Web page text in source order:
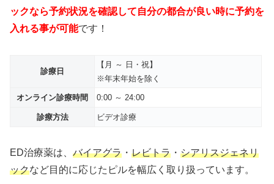
ックなら予約状況を確認して自分の都合が良い時に予約を
入れる事が可能です！
診療日
【月 ～ 日・祝】
※年末年始を除く
オンライン診療時間 0:00 ～ 24:00
診療方法 ビデオ診療
ED治療薬は、 バイアグラ ・ レビトラ ・ シアリスジェネリ
ックなど目的に応じたピルを幅広く取り扱っています。